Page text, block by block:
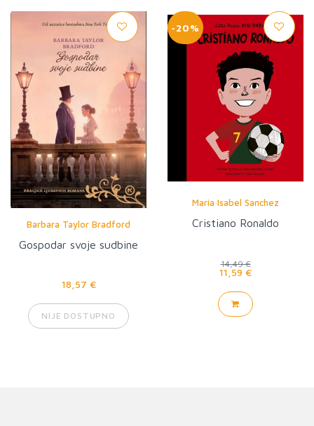
Barbara Taylor Bradford
Gospodar svoje sudbine
18,57 €
NIJE DOSTUPNO
-20%
Maria Isabel Sanchez
Cristiano Ronaldo
14,49 €
11,59 €